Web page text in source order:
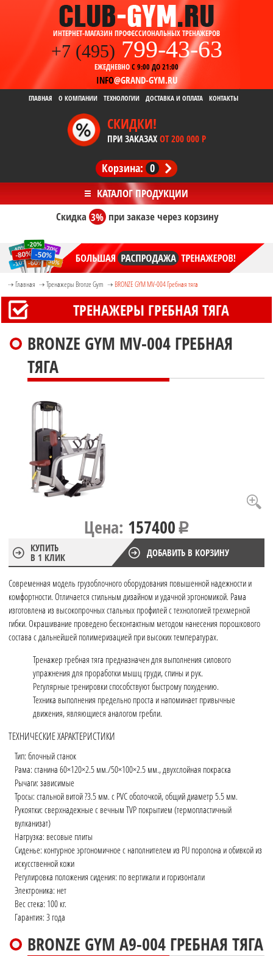
ИНТЕРНЕТ-МАГАЗИН ПРОФЕССИОНАЛЬНЫХ ТРЕНАЖЕРОВ
+7 (495) 799-43-63
ЕЖЕДНЕВНОС 9:00 ДО 21:00
INFO@GRAND-GYM.RU
ГЛАВНАЯ О КОМПАНИИ ТЕХНОЛОГИИ ДОСТАВКА И ОПЛАТА КОНТАКТЫ
СКИДКИ!
ПРИ ЗАКАЗАХ ОТ 200 000 Р
Корзина: 0
Скидка3% при заказечерез корзину
Главная Тренажеры Bronze Gym BRONZE GYM MV-004 Гребная тяга
ТРЕНАЖЕРЫ ГРЕБНАЯ ТЯГА
BRONZE GYM MV-004 ГРЕБНАЯ
ТЯГА
Цена: 157400
КУПИТЬ
В 1 КЛИК
ДОБАВИТЬ В КОРЗИНУ
Современная модель грузоблочного оборудования повышенной надежности и
комфортности. Отличается стильным дизайном и удачной эргономикой. Рама
изготовлена из высокопрочных стальных профилей с технологией трехмерной
гибки. Окрашивание проведено бесконтактным методом нанесения порошкового
состава с дальнейшей полимеризацией при высоких температурах.
Тренажер гребная тяга предназначен для выполнения силового
упражнения для проработки мышц груди, спины и рук.
Регулярные тренировки способствуют быстрому похудению.
Техника выполнения предельно проста и напоминает привычные
движения, являющиеся аналогом гребли.
ТЕХНИЧЕСКИЕ ХАРАКТЕРИСТИКИ
Тип: блочный станок
Рама: станина 60×120×2.5 мм./50×100×2.5 мм., двухслойная покраска
Рычаги: зависимые
Тросы: стальной витой ?3.5 мм. с PVC оболочкой, общий диаметр 5.5 мм.
Рукоятки: сверхнадежные с вечным TVP покрытием (термопластичный
вулканизат)
Нагрузка: весовые плиты
Сиденье: контурное эргономичное с наполнителем из PU поролона и обивкой из
искусственной кожи
Регулировка положения сидения: по вертикали и горизонтали
Электроника: нет
Вес стека: 100 кг.
Гарантия: 3 года
BRONZE GYM A9-004 ГРЕБНАЯ ТЯГА